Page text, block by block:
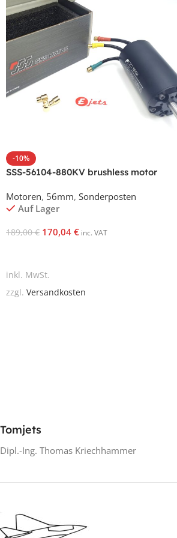
-10%
SSS-56104-880KV brushless motor
Motoren, 56mm, Sonderposten
Auf Lager
189,00€ 170,04 € inc. VAT
inkl. MwSt.
zzgl. Versandkosten
Tomjets
Dipl.-Ing. Thomas Kriechhammer